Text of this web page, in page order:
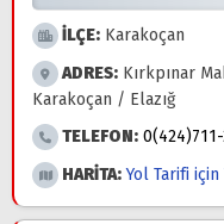
İLÇE: Karakoçan
ADRES: Kırkpınar
Karakoçan / Elazığ
TELEFON:
HARİTA: Yol Tarifi için